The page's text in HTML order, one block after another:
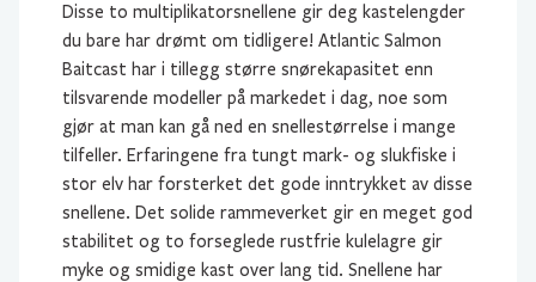
Disse to multiplikatorsnellene gir deg kastelengder
du bare har drømt om tidligere! Atlantic Salmon
Baitcast har i tillegg større snørekapasitet enn
tilsvarende modeller på markedet i dag, noe som
gjør at man kan gå ned en snellestørrelse i mange
tilfeller. Erfaringene fra tungt mark- og slukfiske i
stor elv har forsterket det gode inntrykket av disse
snellene. Det solide rammeverket gir en meget god
stabilitet og to forseglede rustfrie kulelagre gir
myke og smidige kast over lang tid. Snellene har